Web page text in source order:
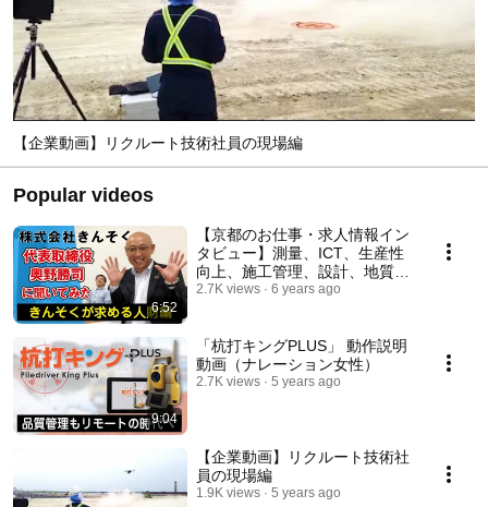
【企業動画】リクルート技術社員の現場編
Popular videos
6:52
【京都のお仕事・求人情報イン
タビュー】測量、ICT、生産性
向上、施工管理、設計、地質調
査、CM、計測、家屋調査、建
2.7K views 6 years ago
9:04
「杭打キングPLUS」 動作説明
動画（ナレーション女性）
2.7K views 5 years ago
【企業動画】リクルート技術社
員の現場編
1.9K views 5 years ago